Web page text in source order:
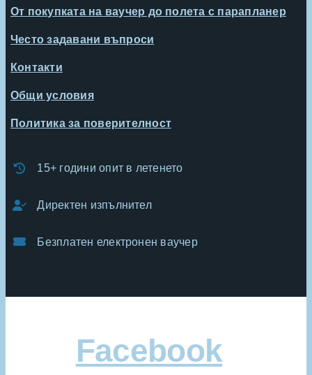
От покупката на ваучер до полета с парапланер
Често задавани въпроси
Контакти
Общи условия
Политика за поверителност
15+ години опит в летенето
Директен изпълнител
Безплатен електронен ваучер
Facebook